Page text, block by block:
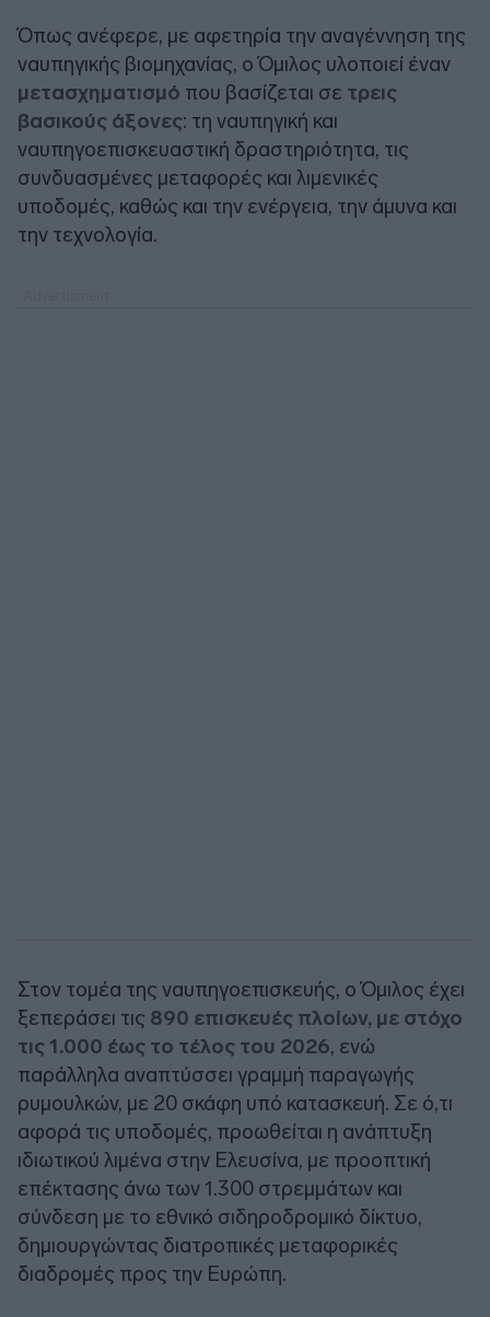
Όπως ανέφερε, με αφετηρία την αναγέννηση της
ναυπηγικής βιομηχανίας, ο Όμιλος υλοποιεί έναν
μετασχηματισμό που βασίζεται σε τρεις
βασικούς άξονες: τη ναυπηγική και
ναυπηγοεπισκευαστική δραστηριότητα, τις
συνδυασμένες μεταφορές και λιμενικές
υποδομές, καθώς και την ενέργεια, την άμυνα και
την τεχνολογία.
Στον τομέα της ναυπηγοεπισκευής, ο Όμιλος έχει
ξεπεράσει τις 890 επισκευές πλοίων, με στόχο
τις 1.000 έως το τέλος του 2026, ενώ
παράλληλα αναπτύσσει γραμμή παραγωγής
ρυμουλκών, με 20 σκάφη υπό κατασκευή. Σε ό,τι
αφορά τις υποδομές, προωθείται η ανάπτυξη
ιδιωτικού λιμένα στην Ελευσίνα, με προοπτική
επέκτασης άνω των 1.300 στρεμμάτων και
σύνδεση με το εθνικό σιδηροδρομικό δίκτυο,
δημιουργώντας διατροπικές μεταφορικές
διαδρομές προς την Ευρώπη.